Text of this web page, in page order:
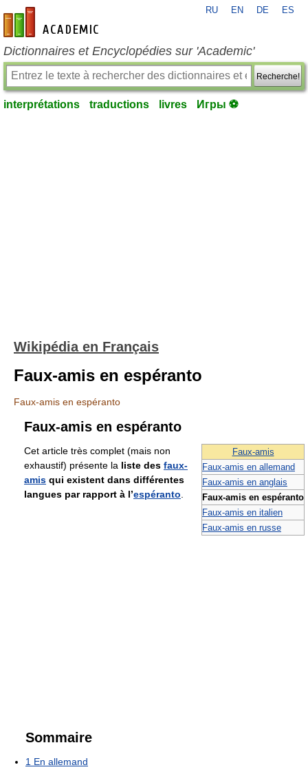
fr-academic.com
RU EN DE ES
Dictionnaires et Encyclopédies sur 'Academic'
Recherche!
interprétations traductions livres Игры ⚽
Wikipédia en Français
Faux-amis en espéranto
Faux-amis en espéranto
Faux-amis en espéranto
Faux-amis
Faux-amis en allemand
Faux-amis en anglais
Faux-amis en espéranto
Faux-amis en italien
Faux-amis en russe
Cet article très complet (mais non
exhaustif) présente la liste des faux-
amis qui existent dans différentes
langues par rapport à l’espéranto
Sommaire
1 En allemand